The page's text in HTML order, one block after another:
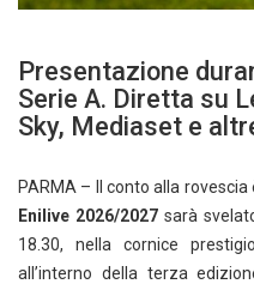
Presentazione
Serie A. Diretta su
Sky, Mediaset e
PARMA – Il conto alla
Enilive 2026/2027sarà
18.30, nella cornice
all’interno della terza